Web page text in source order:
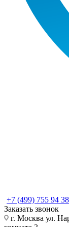
+7 (499) 755 94 38
Заказать звонок
г. Москва ул.